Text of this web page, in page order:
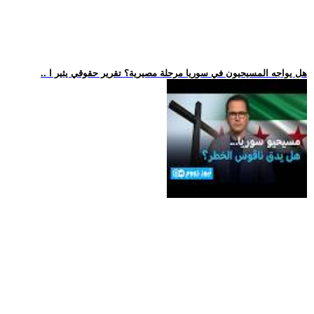
.. هل يواجه المسيحيون في سوريا مرحلة مصيرية؟ تقرير حقوقي يثير ا